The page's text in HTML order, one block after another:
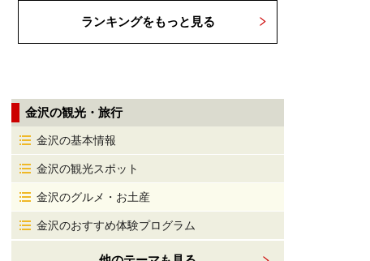
ランキングをもっと見る
金沢の観光・旅行
金沢の基本情報
金沢の観光スポット
金沢のグルメ・お土産
金沢のおすすめ体験プログラム